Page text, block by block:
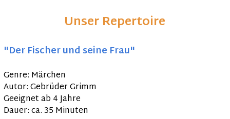
Unser Repertoire
"Der Fischer und seine Frau"
Genre: Märchen
Autor: Gebrüder Grimm
Geeignet ab 4 Jahre
Dauer: ca. 35 Minuten